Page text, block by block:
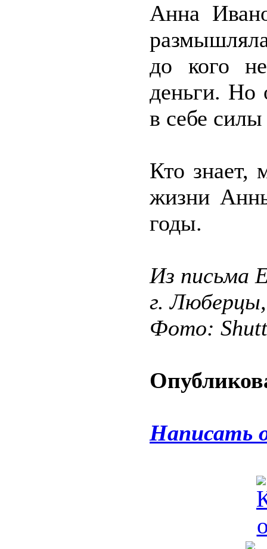
Анна
до кого
деньги. Но
в себе
Кто знает,
жизни
годы.
Из письма
г.
Фото:
Написать